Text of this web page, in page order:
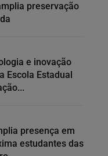
preservação
e inovação
Escola Estadual
presença em